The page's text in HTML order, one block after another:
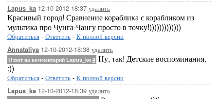
Lapus_ka 12-10-2012-18:37 удалить
Красивый город! Сравнение кораблика с корабликом из
мультика про Чунга-Чангу просто в точку!)))))))))))))
Обратиться - Ответить - К полной версии
Annataliya 12-10-2012-18:38 удалить
Ответ на комментарий Lapus_ka # Ну, так! Детские воспоминания.
:))
Обратиться - Ответить - К полной версии
Lapus_ka 12-10-2012-18:39 удалить